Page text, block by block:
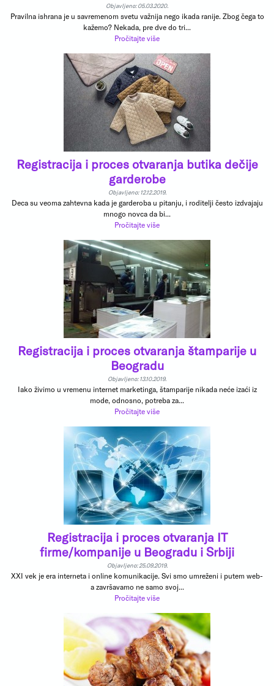
Objavljeno: 05.03.2020.
Pravilna ishrana je u savremenom svetu važnija nego ikada ranije. Zbog čega to
kažemo? Nekada, pre dve do tri...
Pročitajte više
Registracija i proces otvaranja butika dečije
garderobe
Objavljeno: 12.12.2019.
Deca su veoma zahtevna kada je garderoba u pitanju, i roditelji često izdvajaju
mnogo novca da bi...
Pročitajte više
Registracija i proces otvaranja štamparije u
Beogradu
Objavljeno: 13.10.2019.
Iako živimo u vremenu internet marketinga, štamparije nikada neće izaći iz
mode, odnosno, potreba za...
Pročitajte više
Registracija i proces otvaranja IT
firme/kompanije u Beogradu i Srbiji
Objavljeno: 25.09.2019.
XXI vek je era interneta i online komunikacije. Svi smo umreženi i putem web-
a završavamo ne samo svoj...
Pročitajte više